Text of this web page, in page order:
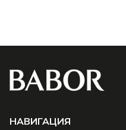
НAВИГАЦИЯ